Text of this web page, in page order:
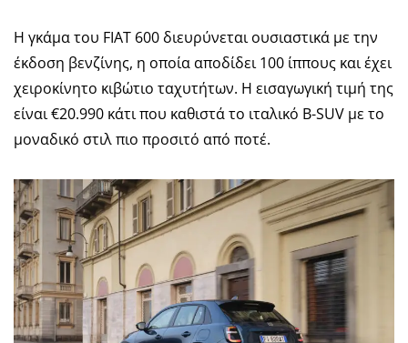
Η γκάμα του FIAT 600 διευρύνεται ουσιαστικά με την
έκδοση βενζίνης, η οποία αποδίδει 100 ίππους και έχει
χειροκίνητο κιβώτιο ταχυτήτων. Η εισαγωγική τιμή της
είναι €20.990 κάτι που καθιστά το ιταλικό B-SUV με το
μοναδικό στιλ πιο προσιτό από ποτέ.